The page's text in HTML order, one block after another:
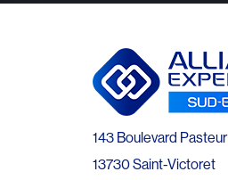
143 Boulevard Pasteur
13730 Saint-Victoret